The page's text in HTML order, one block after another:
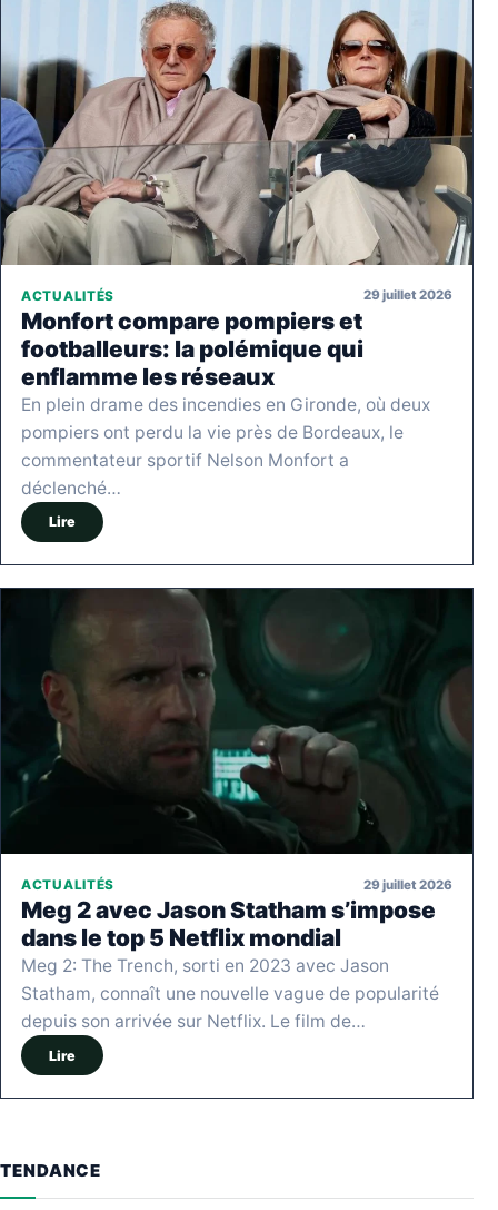
ACTUALITÉS 29 juillet 2026
Monfort compare pompiers et
footballeurs: la polémique qui
enflamme les réseaux
En plein drame des incendies en Gironde, où deux
pompiers ont perdu la vie près de Bordeaux, le
commentateur sportif Nelson Monfort a
déclenché…
Lire
ACTUALITÉS 29 juillet 2026
Meg 2 avec Jason Statham s’impose
dans le top 5 Netflix mondial
Meg 2: The Trench, sorti en 2023 avec Jason
Statham, connaît une nouvelle vague de popularité
depuis son arrivée sur Netflix. Le film de…
Lire
TENDANCE